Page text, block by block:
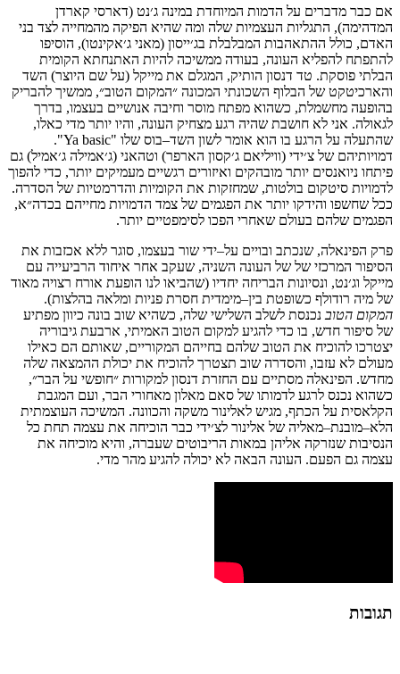
אם כבר מדברים על הדמות המיוחדת במינה ג׳נט (דארסי קארדן
המדהימה), התגליות העצמיות שלה ומה שהיא הפיקה מהמחייה לצד בני
האדם, כולל ההתאהבות המבלבלת בג׳ייסון (מאני ג׳אקינטו), הוסיפו
להתפתח להפליא העונה, בעודה ממשיכה להיות האתנחתא הקומית
הבלתי פוסקת. טד דנסון הותיק, המגלם את מייקל (על שם היוצר) השד
והארכיטקט של הבלוף השכונתי המכונה ״המקום הטוב״, ממשיך להבריק
בהופעה מחשמלת, כשהוא מפתח מוסר וחיבה אנושיים בעצמו, בדרך
לגאולה. אני לא חושבת שהיה רגע מצחיק העונה, והיו יותר מדי כאלו,
שהתעלה על הרגע בו הוא אומר לשון השד–בוס שלו "Ya basic".
דמויותיהם של צ׳ידי (וויליאם ג׳קסון הארפר) וטהאני (ג׳אמילה ג׳אמיל) גם
פיתחו ניואנסים יותר מובהקים ואיזורים רגשיים מעמיקים יותר, כדי להפוך
לדמויות סיטקום בולטות, שמחזקות את הקומיות והדרמטיות של הסדרה.
ככל שחשפו והידקו יותר את הפגמים של צמד הדמויות מחייהם בכדה״א,
הפגמים שלהם בעולם שאחרי הפכו לסימפטיים יותר.
פרק הפינאלה, שנכתב ובויים על–ידי שור בעצמו, סוגר ללא אכזבות את
הסיפור המרכזי של של העונה השניה, שעקב אחר איחוד הרביעייה עם
מייקל וג׳נט, ונסיונות הבריחה יחדיו (שהביאו לנו הופעת אורח רצויה מאוד
של מיה רודולף כשופטת בין–מימדית חסרת פניות ומלאה בהלצות).
המקום הטוב נכנסת לשלב השלישי שלה, כשהיא שוב בונה כיוון מפתיע
של סיפור חדש, בו כדי להגיע למקום הטוב האמיתי, ארבעת גיבוריה
יצטרכו להוכיח את הטוב שלהם בחייהם המקוריים, שאותם הם כאילו
מעולם לא עזבו, והסדרה שוב תצטרך להוכיח את יכולת ההמצאה שלה
מחדש. הפינאלה מסתיים עם החזרת דנסון למקורות ״חופשי על הבר״,
כשהוא נכנס לרגע לדמותו של סאם מאלון מאחורי הבר, ועם המגבת
הקלאסית על הכתף, מגיש לאלינור משקה והכוונה. המשיכה העוצמתית
הלא–מובנת–מאליה של אלינור לצ׳ידי כבר הוכיחה את עצמה תחת כל
הנסיבות שנזרקה אליהן במאות הריבוטים שעברה, והיא מוכיחה את
עצמה גם הפעם. העונה הבאה לא יכולה להגיע מהר מדי.
תגובות